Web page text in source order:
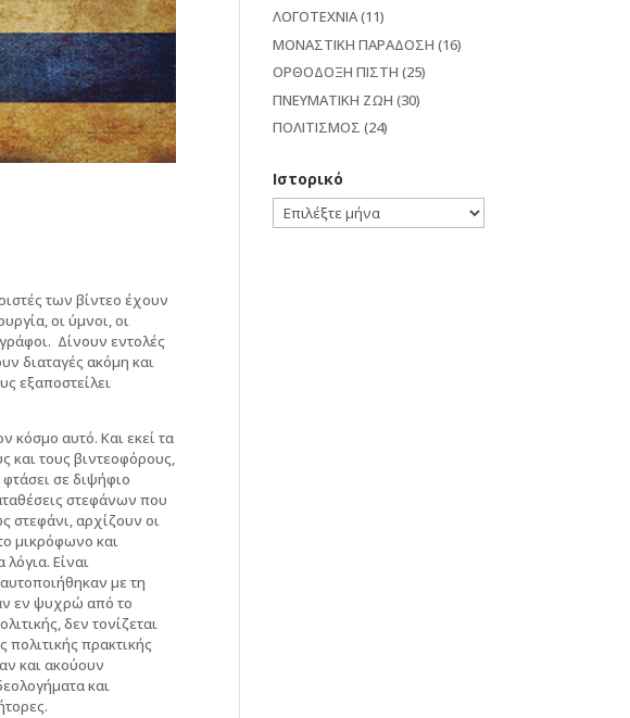
των βίντεο έχουν
οι ύμνοι, οι
Δίνουν εντολές
διαταγές ακόμη και
εξαποστείλει
κόσμο αυτό. Και εκεί τα
και τους βιντεοφόρους,
σε διψήφιο
στεφάνων που
στεφάνι, αρχίζουν οι
μικρόφωνο και
Είναι
με τη
εν ψυχρώ από το
δεν τονίζεται
πρακτικής
και ακούουν
και
ΛΟΓΟΤΕΧΝΙΑ(11)
ΜΟΝΑΣΤΙΚΗ ΠΑΡΑΔΟΣΗ (16)
ΟΡΘΟΔΟΞΗ ΠΙΣΤΗ (25)
ΠΝΕΥΜΑΤΙΚΗ ΖΩΗ (30)
ΠΟΛΙΤΙΣΜΟΣ (24)
Ιστορικό
Ιστορικό